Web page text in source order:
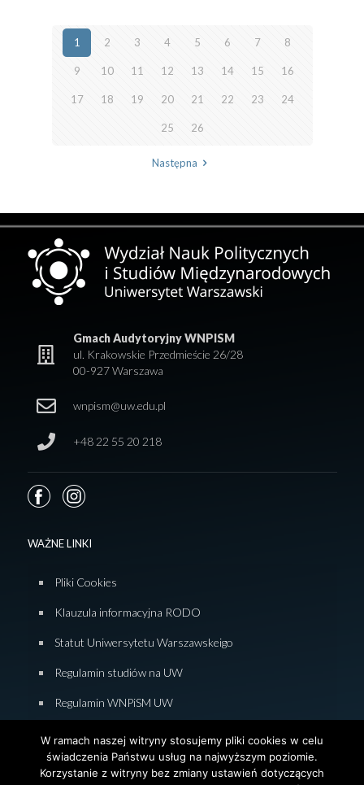
1 2 3 4 5 6 7 8
9 10 11 12 13 14 15 16
17 18 19 20 21 22 23 24
25 26
Następna
Gmach Audytoryjny WNPISM
ul. Krakowskie Przedmieście 26/28
00-927 Warszawa
wnpism@uw.edu.pl
+48 22 55 20 218
WAŻNE LINKI
Pliki Cookies
Klauzula informacyjna RODO
Statut Uniwersytetu Warszawskeigo
Regulamin studiów na UW
Regulamin WNPiSM UW
Deklaracja dostępności WNPiSM
W ramach naszej witryny stosujemy pliki cookies w celu
świadczenia Państwu usług na najwyższym poziomie.
Korzystanie z witryny bez zmiany ustawień dotyczących